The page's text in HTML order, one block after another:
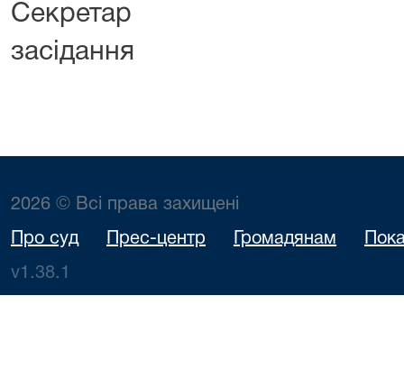
Секретар
засідання
2026 © Всі права захищені
Про суд Прес-центр Громадянам
v1.38.1